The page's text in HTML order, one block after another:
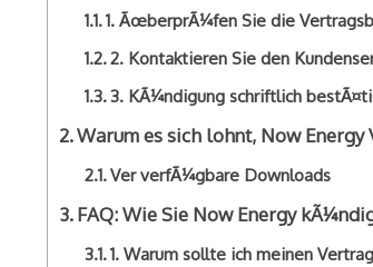
1. ÃœberprÃ¼fen Sie die
2. Kontaktieren Sie den
3. KÃ¼ndigung schriftlich
Warum es sich lohnt, Now
Ver verfÃ¼gbare Downloads
FAQ: Wie Sie Now Energy
1. Warum sollte ich meinen